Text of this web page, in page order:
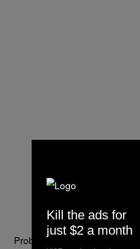
Probabil sunt impresionați de
Kill the ads for
just $2 a month